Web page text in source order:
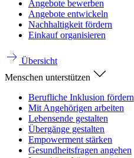
Angebote bewerben
Angebote entwickeln
Nachhaltigkeit fördern
Einkauf organisieren
Übersicht
Menschen unterstützen
Berufliche Inklusion fördern
Mit Angehörigen arbeiten
Lebensende gestalten
Übergänge gestalten
Empowerment stärken
Gesundheitsfragen angehen